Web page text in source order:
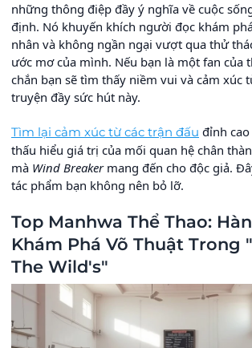
những thông điệp đầy ý nghĩa về cuộc
định. Nó khuyến khích người đọc khám
nhân và không ngần ngại vượt qua thử
ước mơ của mình. Nếu bạn là một fan của
chắn bạn sẽ tìm thấy niềm vui và cảm xúc
truyện đầy sức hút này.
Tìm lại cảm xúc từ các trận đấu đỉnh
thấu hiểu giá trị của mối quan hệ chân
mà Wind Breakermang đến cho độc giả.
tác phẩm bạn không nên bỏ lỡ.
Top Manhwa Thể Thao:
Khám Phá Võ Thuật Trong
The Wild's"